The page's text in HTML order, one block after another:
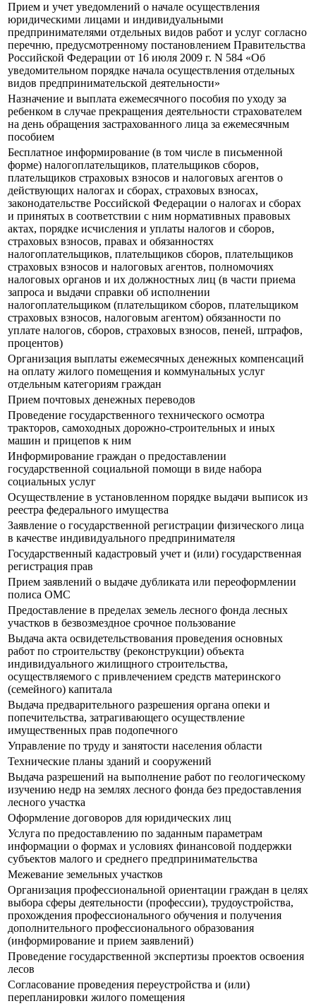
Прием и учет уведомлений о начале осуществления
юридическими лицами и индивидуальными
предпринимателями отдельных видов работ и услуг согласно
перечню, предусмотренному постановлением Правительства
Российской Федерации от 16 июля 2009 г. N 584 «Об
уведомительном порядке начала осуществления отдельных
видов предпринимательской деятельности»
Назначение и выплата ежемесячного пособия по уходу за
ребенком в случае прекращения деятельности страхователем
на день обращения застрахованного лица за ежемесячным
пособием
Бесплатное информирование (в том числе в письменной
форме) налогоплательщиков, плательщиков сборов,
плательщиков страховых взносов и налоговых агентов о
действующих налогах и сборах, страховых взносах,
законодательстве Российской Федерации о налогах и сборах
и принятых в соответствии с ним нормативных правовых
актах, порядке исчисления и уплаты налогов и сборов,
страховых взносов, правах и обязанностях
налогоплательщиков, плательщиков сборов, плательщиков
страховых взносов и налоговых агентов, полномочиях
налоговых органов и их должностных лиц (в части приема
запроса и выдачи справки об исполнении
налогоплательщиком (плательщиком сборов, плательщиком
страховых взносов, налоговым агентом) обязанности по
уплате налогов, сборов, страховых взносов, пеней, штрафов,
процентов)
Организация выплаты ежемесячных денежных компенсаций
на оплату жилого помещения и коммунальных услуг
отдельным категориям граждан
Прием почтовых денежных переводов
Проведение государственного технического осмотра
тракторов, самоходных дорожно-строительных и иных
машин и прицепов к ним
Информирование граждан о предоставлении
государственной социальной помощи в виде набора
социальных услуг
Осуществление в установленном порядке выдачи выписок из
реестра федерального имущества
Заявление о государственной регистрации физического лица
в качестве индивидуального предпринимателя
Государственный кадастровый учет и (или) государственная
регистрация прав
Прием заявлений о выдаче дубликата или переоформлении
полиса ОМС
Предоставление в пределах земель лесного фонда лесных
участков в безвозмездное срочное пользование
Выдача акта освидетельствования проведения основных
работ по строительству (реконструкции) объекта
индивидуального жилищного строительства,
осуществляемого с привлечением средств материнского
(семейного) капитала
Выдача предварительного разрешения органа опеки и
попечительства, затрагивающего осуществление
имущественных прав подопечного
Управление по труду и занятости населения области
Технические планы зданий и сооружений
Выдача разрешений на выполнение работ по геологическому
изучению недр на землях лесного фонда без предоставления
лесного участка
Оформление договоров для юридических лиц
Услуга по предоставлению по заданным параметрам
информации о формах и условиях финансовой поддержки
субъектов малого и среднего предпринимательства
Межевание земельных участков
Организация профессиональной ориентации граждан в целях
выбора сферы деятельности (профессии), трудоустройства,
прохождения профессионального обучения и получения
дополнительного профессионального образования
(информирование и прием заявлений)
Проведение государственной экспертизы проектов освоения
лесов
Согласование проведения переустройства и (или)
перепланировки жилого помещения